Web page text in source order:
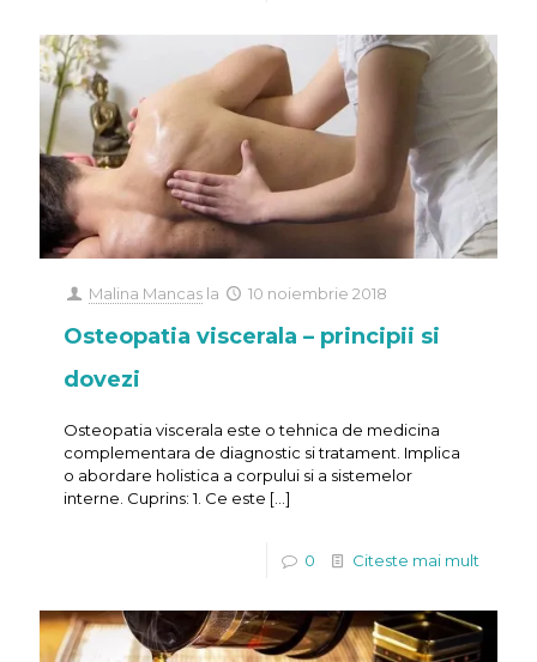
Malina Mancas la 10 noiembrie 2018
Osteopatia viscerala – principii si
dovezi
Osteopatia viscerala este o tehnica de medicina
complementara de diagnostic si tratament. Implica
o abordare holistica a corpului si a sistemelor
interne. Cuprins: 1. Ce este […]
0 Citeste mai mult